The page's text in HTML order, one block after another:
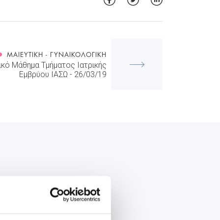
ΜΑΙΕΥΤΙΚΉ - ΓΥΝΑΙΚΟΛΟΓΙΚΉ
Μάθημα Τμήματος Ιατρικής
Εμβρύου ΙΑΣΩ - 26/03/19